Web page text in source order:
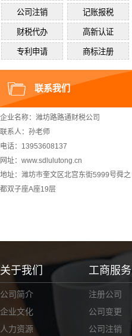
联系我们
企业名称：潍坊路路通财税公司
联系人：孙老师
电话：13953608137
网址：www.sdlulutong.cn
地址：潍坊市奎文区北宫东街5999号舜之
都双子座A座19层
关于我们
公司简介
企业文化
人力资源
工商服务
注册公司
公司变更
公司注销